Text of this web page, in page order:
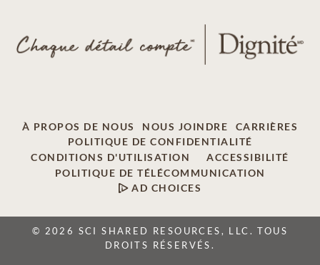
À PROPOS DE NOUS NOUS JOINDRE
CARRIÈRES
POLITIQUE DE CONFIDENTIALITÉ
CONDITIONS D'UTILISATION
ACCESSIBILITÉ
POLITIQUE DE TÉLÉCOMMUNICATION
AD CHOICES
© 2026 SCI SHARED RESOURCES, LLC. TOUS
DROITS RÉSERVÉS.